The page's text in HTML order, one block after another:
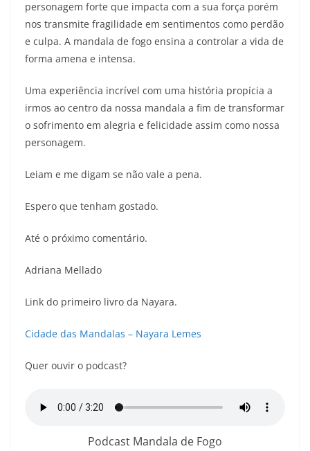
personagem forte que impacta com a sua força porém
nos transmite fragilidade em sentimentos como perdão
e culpa. A mandala de fogo ensina a controlar a vida de
forma amena e intensa.
Uma experiência incrível com uma história propícia a
irmos ao centro da nossa mandala a fim de transformar
o sofrimento em alegria e felicidade assim como nossa
personagem.
Leiam e me digam se não vale a pena.
Espero que tenham gostado.
Até o próximo comentário.
Adriana Mellado
Link do primeiro livro da Nayara.
Cidade das Mandalas – Nayara Lemes
Quer ouvir o podcast?
Podcast Mandala de Fogo